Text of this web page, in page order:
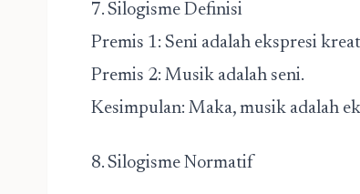
7. Silogisme Definisi
Premis 1: Seni adalah ekspresi
Premis 2: Musik adalah seni.
Kesimpulan: Maka, musik adalah
8. Silogisme Normatif